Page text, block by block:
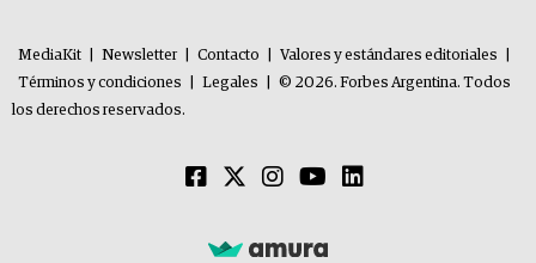
MediaKit Newsletter Contacto Valores y estándares editoriales
Términos y condiciones
Legales
© 2026. Forbes Argentina. Todos
los derechos reservados.